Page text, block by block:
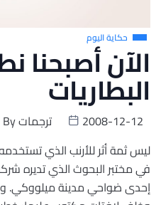
حكاية اليوم
الآن أصبحنا
البطاريات
Byترجمات
2008-12-12
ليس ثمة أثر للأرنب الذي
في مختبر البحوث الذي تديره
إحدى ضواحي مدينة ميلووكي.